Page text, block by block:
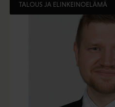
TALOUS JA ELINKEINOELÄMÄ